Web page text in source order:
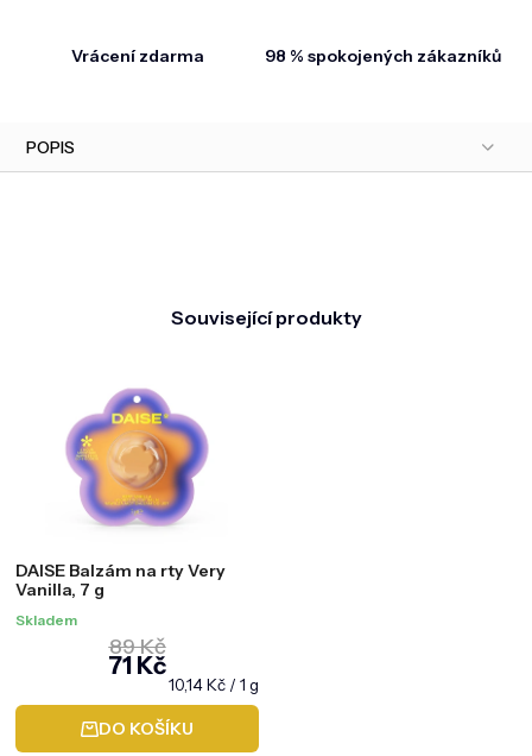
Vrácení zdarma 98 % spokojených zákazníků
POPIS
Související produkty
DAISE Balzám na rty Very
Vanilla, 7 g
Skladem
71 Kč
89 Kč
Měrná
cena:
10,14 Kč / 1 g
DO KOŠÍKU